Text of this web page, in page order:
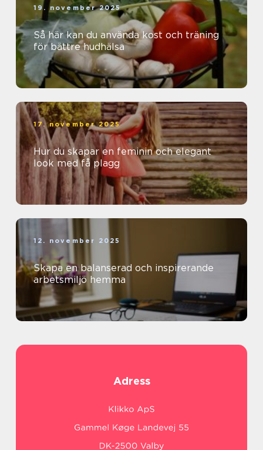
19. november 2025
Så här kan du använda kost och träning
för bättre hudhälsa
17. november 2025
Hur du skapar en feminin och elegant
look med få plagg
12. november 2025
Skapa en balanserad och inspirerande
arbetsmiljö hemma
Adress